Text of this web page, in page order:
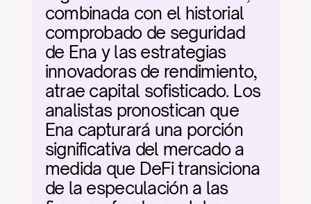
combinada con el historial
comprobado de seguridad
de Ena y las estrategias
innovadoras de rendimiento,
atrae capital sofisticado. Los
analistas pronostican que
Ena capturará una porción
significativa del mercado a
medida que DeFi transiciona
de la especulación a las